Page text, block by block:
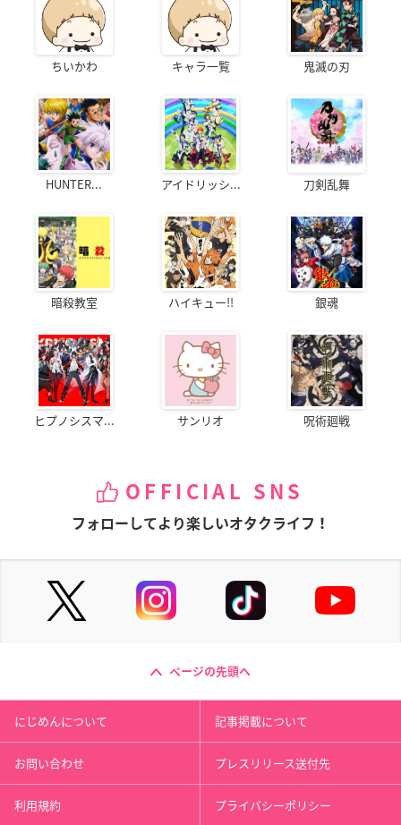
ちいかわ キャラ一覧 鬼滅の刃
HUNTER... アイドリッシ... 刀剣乱舞
暗殺教室 ハイキュー!! 銀魂
ヒプノシスマ... サンリオ 呪術廻戦
OFFICIAL SNS
フォローしてより楽しいオタクライフ！
ページの先頭へ
にじめんについて 記事掲載について
お問い合わせ プレスリリース送付先
利用規約 プライバシーポリシー